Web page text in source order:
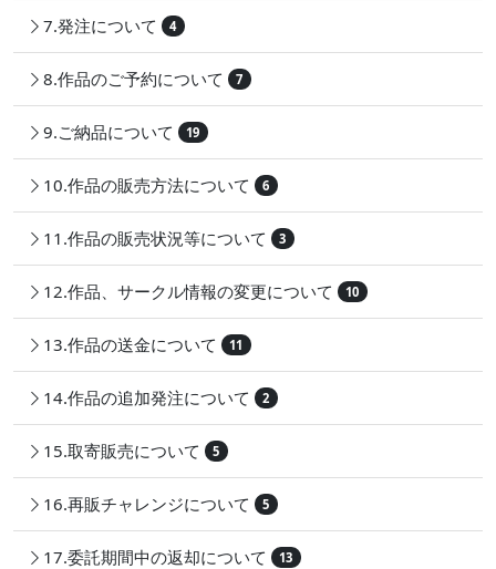
7.発注について 4
8.作品のご予約について 7
9.ご納品について 19
10.作品の販売方法について 6
11.作品の販売状況等について 3
12.作品、サークル情報の変更について 10
13.作品の送金について 11
14.作品の追加発注について 2
15.取寄販売について 5
16.再販チャレンジについて 5
17.委託期間中の返却について 13